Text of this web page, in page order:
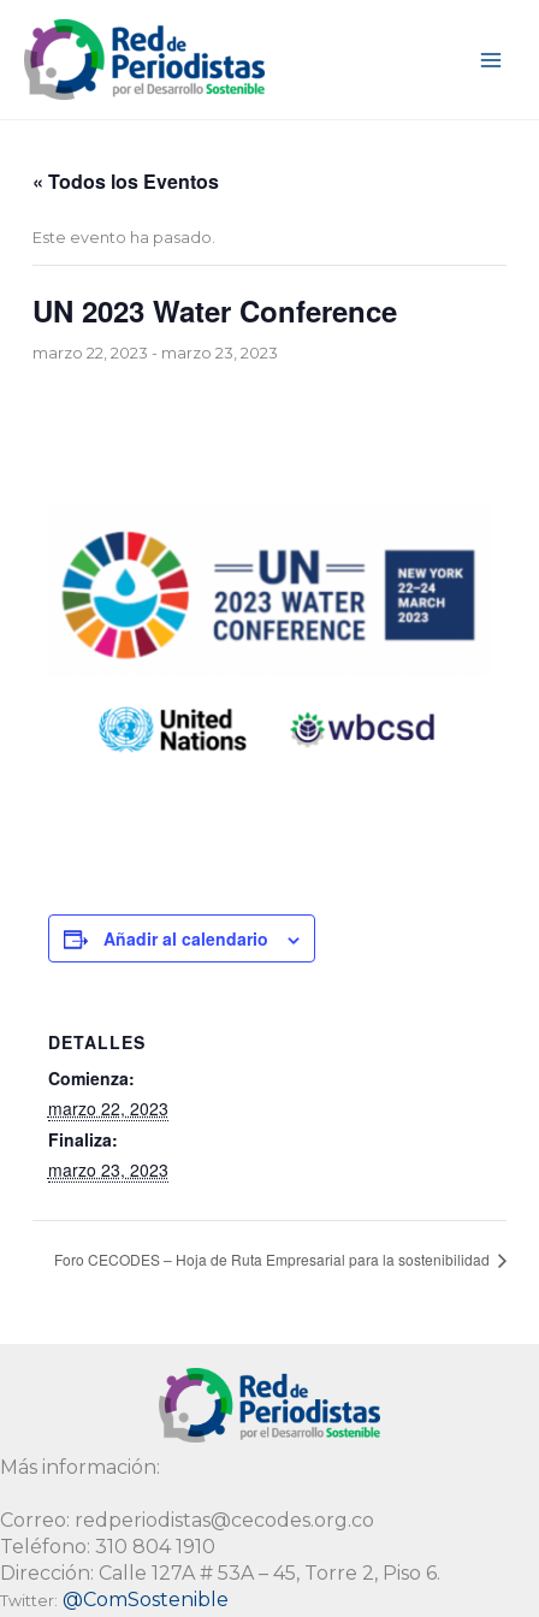
contenido
« Todos los Eventos
Este evento ha pasado.
UN 2023 Water Conference
marzo 22, 2023 - marzo 23, 2023
Añadir al calendario
DETALLES
Comienza:
marzo 22, 2023
Finaliza:
marzo 23, 2023
Foro CECODES – Hoja de Ruta Empresarial para la sostenibilidad
Más información:
Correo: redperiodistas@cecodes.org.co
Teléfono: 310 804 1910
Dirección: Calle 127A # 53A – 45, Torre 2, Piso 6.
Twitter: @ComSostenible